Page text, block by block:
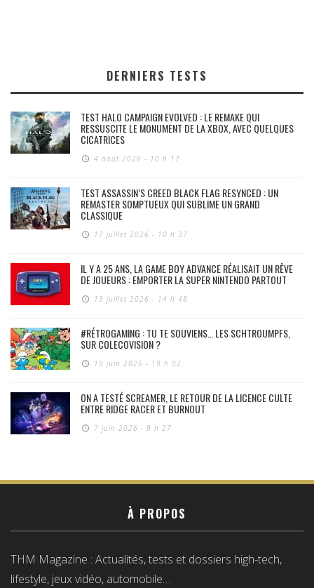
DERNIERS TESTS
TEST HALO CAMPAIGN EVOLVED : LE REMAKE QUI
RESSUSCITE LE MONUMENT DE LA XBOX, AVEC QUELQUES
CICATRICES
4 août 2026 - 10 h 17
TEST ASSASSIN’S CREED BLACK FLAG RESYNCED : UN
REMASTER SOMPTUEUX QUI SUBLIME UN GRAND
CLASSIQUE
17 juillet 2026 - 10 h 37
IL Y A 25 ANS, LA GAME BOY ADVANCE RÉALISAIT UN RÊVE
DE JOUEURS : EMPORTER LA SUPER NINTENDO PARTOUT
13 juillet 2026 - 14 h 48
#RÉTROGAMING : TU TE SOUVIENS… LES SCHTROUMPFS,
SUR COLECOVISION ?
19 juin 2026 - 19 h 02
ON A TESTÉ SCREAMER, LE RETOUR DE LA LICENCE CULTE
ENTRE RIDGE RACER ET BURNOUT
7 juin 2026 - 9 h 27
À PROPOS
THM Magazine : Actualités, tests et dossiers high-tech,
lifestyle, jeux vidéo, automobile…